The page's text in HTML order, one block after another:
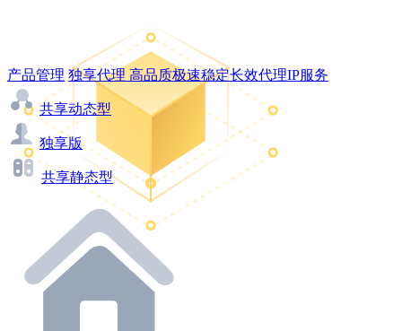
产品管理 独享代理 高品质极速稳定长效代理IP服务
共享动态型
独享版
共享静态型